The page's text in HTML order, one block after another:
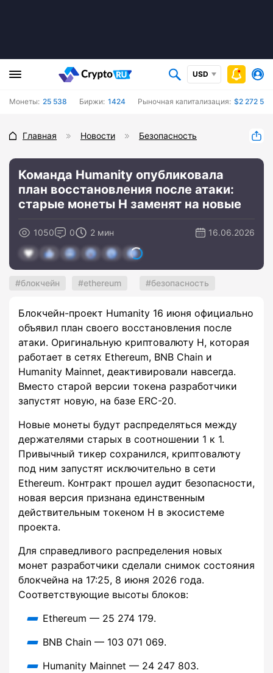
USD
Монеты: 25 538 Биржи: 1424 Рыночная капитализация: $2 272
Главная Новости Безопасность
Команда Humanity опубликовала
план восстановления после атаки:
старые монеты H заменят на новые
1050 0 2 мин 16.06.2026
блокчейн ethereum безопасность
Блокчейн-проект Humanity 16 июня официально
объявил план своего восстановления после
атаки. Оригинальную криптовалюту H, которая
работает в сетях Ethereum, BNB Chain и
Humanity Mainnet, деактивировали навсегда.
Вместо старой версии токена разработчики
запустят новую, на базе ERC-20.
Новые монеты будут распределяться между
держателями старых в соотношении 1 к 1.
Привычный тикер сохранился, криптовалюту
под ним запустят исключительно в сети
Ethereum. Контракт прошел аудит безопасности,
новая версия признана единственным
действительным токеном H в экосистеме
проекта.
Для справедливого распределения новых
монет разработчики сделали снимок состояния
блокчейна на 17:25, 8 июня 2026 года.
Соответствующие высоты блоков:
Ethereum — 25 274 179.
BNB Chain — 103 071 069.
Humanity Mainnet — 24 247 803.